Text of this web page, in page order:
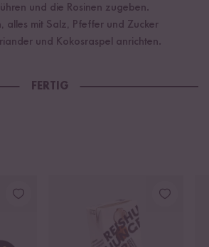
und die Rosinen zugeben.
alles mit Salz, Pfeffer und Zucker
und Kokosraspel anrichten.
FERTIG